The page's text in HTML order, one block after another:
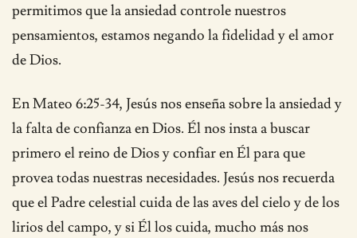
permitimos que la ansiedad controle nuestros
pensamientos, estamos negando la fidelidad y el amor
de Dios.
En Mateo 6:25-34, Jesús nos enseña sobre la ansiedad y
la falta de confianza en Dios. Él nos insta a buscar
primero el reino de Dios y confiar en Él para que
provea todas nuestras necesidades. Jesús nos recuerda
que el Padre celestial cuida de las aves del cielo y de los
lirios del campo, y si Él los cuida, mucho más nos